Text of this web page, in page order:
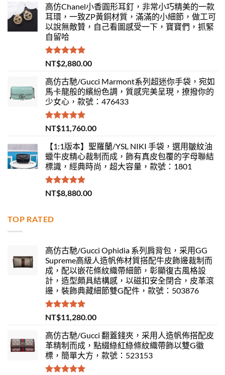
高仿Chanel小香圓形耳釘，非常小巧精美的一款
耳環，一致ZP黃銅材質，滿滿的小細節，做工可
以說無敵贊，自己看圖感受一下，寶寶們，抓緊
自留哈
評分 5.00
滿分 5
NT$2,880.00
高仿古馳/Gucci Marmont系列超迷你手袋，宛如
馬卡龍般的繽紛色調，質感完美呈現，撩撥你的
少女心，款號：476433
評分5.00
滿分 5
NT$11,760.00
【1:1版本】聖羅蘭/YSL NIKI 手袋，選用皺紋油
蠟牛皮精心裁制而成，飾有真皮包覆的字母聯結
標識，經典時尚，超大容量，款號：1801
評分 5.00
滿分 5
NT$8,880.00
TOP RATED
高仿古馳/Gucci Ophidia 系列肩背包，采用GG
Supreme高級人造帆佈材質搭配牛皮飾邊裁制而
成，配以嵌花條紋織帶細節，彰顯復古風格設
計，造型頗具結構感，以磁扣安全閉合，皮革滾
邊，裝飾典藏細節雙G配件，款號：503876
評分5.00
滿分 5
NT$11,280.00
高仿古馳/Gucci 翻蓋錢夾，采用人造帆佈搭配皮
革精制而成，點綴綠紅綠條紋織帶飾以雙G徽
標，簡單大方，款號：523153